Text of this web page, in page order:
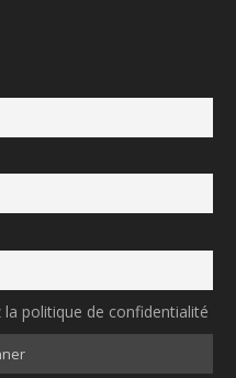
politique de confidentialité